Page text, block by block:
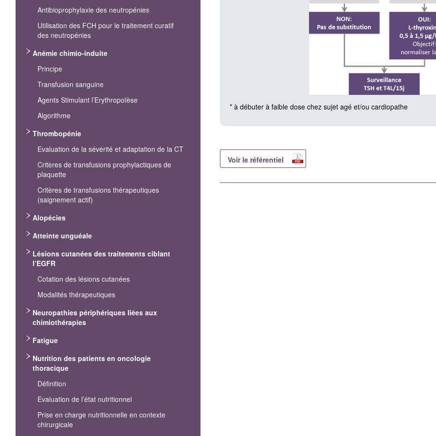
Antibioprophylaxie des neutropénies
Utilisation des FCH pour le traitement curatif
des neutropénies
Anémie chimio-induite
Principe
Transfusion sanguine
Agents Stimulant l’Erythropoïèse
Algorithme
Thrombopénie
Evaluation de la sévérité et adaptation de la CT
Critères de transfusions prophylactiques de
plaquette
Critères de transfusions thérapeutiques
(saignement actif)
Alopécies
Atteinte unguéale
Lésions cutanées des traitements ciblant
l’EGFR
Cotation des lésions cutanées
Modalités thérapeutiques
Neuropathies périphériques liées aux
chimiothérapies
Fatigue
Nutrition des patients en oncologie
thoracique
Définition
Evaluation de l’état nutritionnel
Prise en charge nutritionnelle en contexte
chirurgicale
* à débuter à faible dose chez sujet agé et/ou cardiopathe
Voir le référentiel